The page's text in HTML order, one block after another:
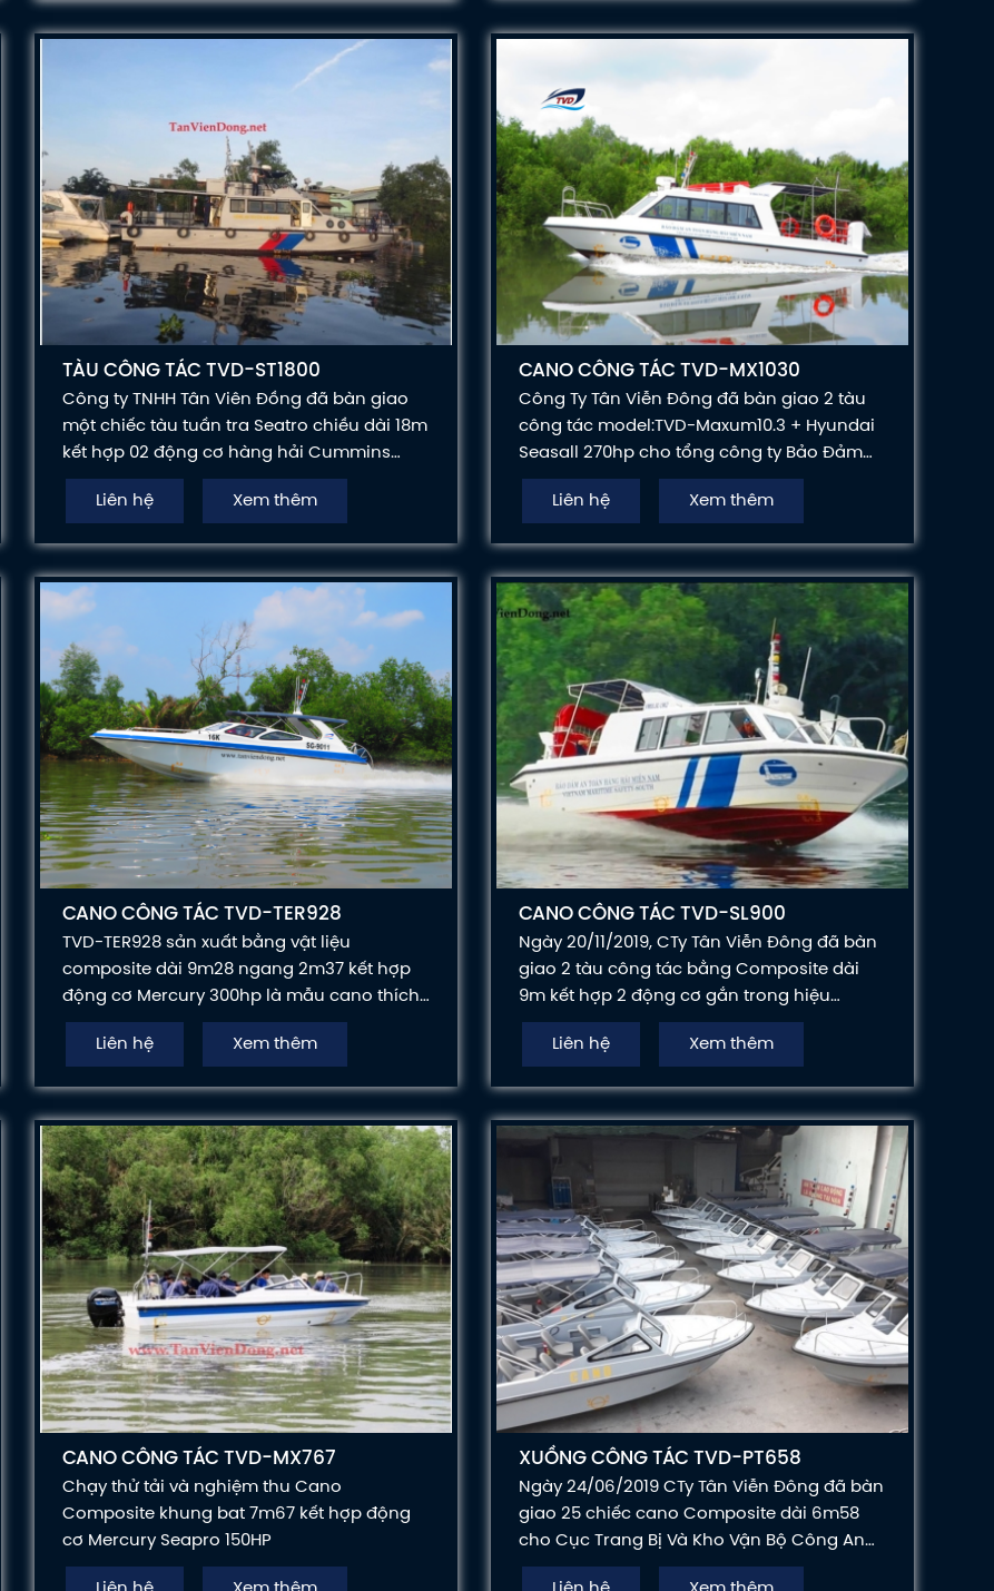
TÀU CÔNG TÁC TVD-ST1800
Công ty TNHH Tân Viên Đồng đã bàn giao
một chiếc tàu tuần tra Seatro chiều dài 18m
kết hợp 02 động cơ hàng hải Cummins
Diesel QSB6.7 380HP cho Cảnh sát Kiến Hải
Liên hệ với chúng tôi để có được giá trị mà
Liên hệ Xem thêm
CANO CÔNG TÁC TVD-MX1030
Công Ty Tân Viễn Đông đã bàn giao 2 tàu
công tác model:TVD-Maxum10.3 + Hyundai
Seasall 270hp cho tổng công ty Bảo Đảm
An Toàn Hàng Hải Miền Nam đưa vào phục
vụ công tác.
Liên hệ Xem thêm
CANO CÔNG TÁC TVD-TER928
TVD-TER928 sản xuất bằng vật liệu
composite dài 9m28 ngang 2m37 kết hợp
động cơ Mercury 300hp là mẫu cano thích
hợp cho các đơn vị có dự án trên sông
khảo sát, tuần tra tiến độ thi công thì vô
Liên hệ Xem thêm
CANO CÔNG TÁC TVD-SL900
Ngày 20/11/2019, CTy Tân Viễn Đông đã bàn
giao 2 tàu công tác bằng Composite dài
9m kết hợp 2 động cơ gắn trong hiệu
Hyundai Seasall 270HP cho Tổng Công Ty
Bảo Đảm An Toàn Hàng Hải Miền Nam để
Liên hệ Xem thêm
CANO CÔNG TÁC TVD-MX767
Chạy thử tải và nghiệm thu Cano
Composite khung bat 7m67 kết hợp động
cơ Mercury Seapro 150HP
XUỒNG CÔNG TÁC TVD-PT658
Ngày 24/06/2019 CTy Tân Viễn Đông đã bàn
giao 25 chiếc cano Composite dài 6m58
cho Cục Trang Bị Và Kho Vận Bộ Công An
để phục vụ công tác. Chỉ trong vòng 150